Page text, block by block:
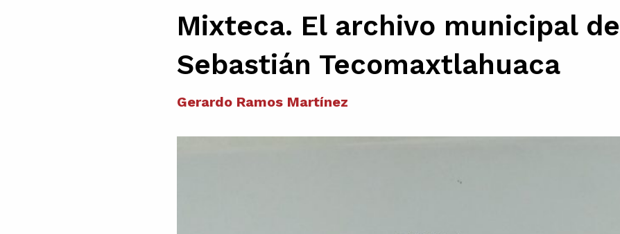
Mixteca. El archivo municipal
Sebastián Tecomaxtlahuaca
Gerardo Ramos Martínez